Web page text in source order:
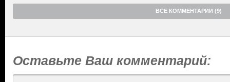
ВСЕ КОММЕНТАРИИ (9)
Оставьте Ваш комментарий: